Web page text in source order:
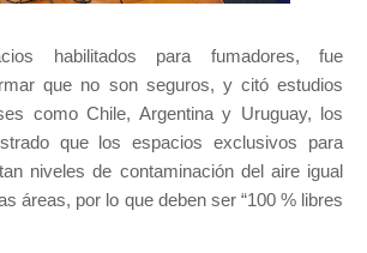
habilitados para fumadores, fue
que no son seguros, y citó estudios
como Chile, Argentina y Uruguay, los
que los espacios exclusivos para
niveles de contaminación del aire igual
áreas, por lo que deben ser “100 % libres